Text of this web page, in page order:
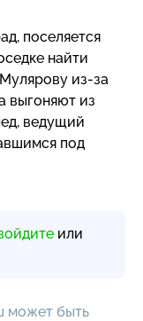
поселяется
найти
из-за
выгоняют из
ведущий
под
или
может быть